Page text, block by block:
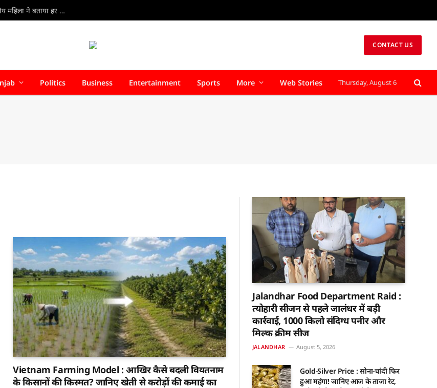
Cost of Living in Sweden : स्वीडन में रहना कितना महंगा? भारतीय महिला ने बताया हर महीने का पूरा खर्च
CONTACT US
Politics Business Entertainment Sports More Web Stories Thursday, August 6
Vietnam Farming Model : आखिर कैसे बदली वियतनाम
के किसानों की किस्मत? जानिए खेती से करोड़ों की कमाई का
Jalandhar Food Department Raid :
त्योहारी सीजन से पहले जालंधर में बड़ी
कार्रवाई, 1000 किलो संदिग्ध पनीर और
मिल्क क्रीम सीज
JALANDHAR August 5, 2026
Gold-Silver Price : सोना-चांदी फिर
हुआ महंगा! जानिए आज के ताजा रेट,